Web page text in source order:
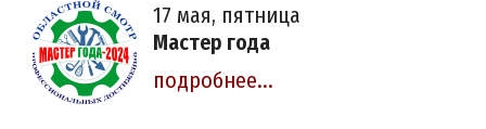
17 мая, пятница
Мастер года
подробнее...